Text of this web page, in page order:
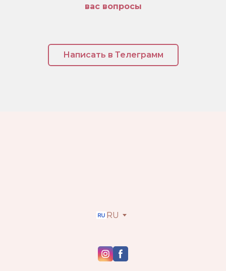
вас вопросы
Написать в Телеграмм
RU